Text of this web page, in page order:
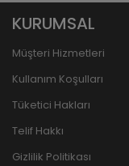
KURUMSAL
Müşteri Hizmetleri
Kullanım Koşulları
Tüketici Hakları
Telif Hakkı
Gizlilik Politikası